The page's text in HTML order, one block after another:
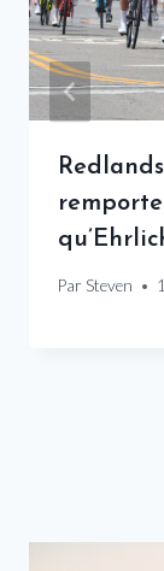
Par Steven